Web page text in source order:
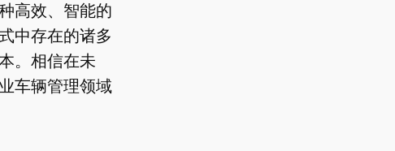
高效、智能的
中存在的诸多
。相信在未
车辆管理领域